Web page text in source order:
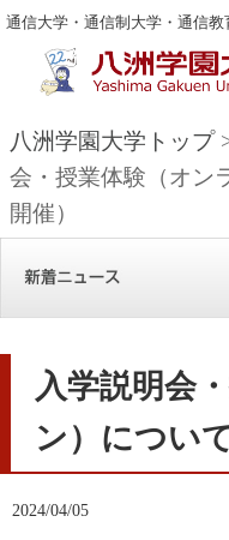
通信大学・通信制大学・通信
八洲学園大学トップ
会・授業体験（オン
開催）
入学説明会
ン）につい
2024/04/05